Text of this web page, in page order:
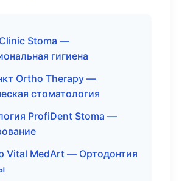
Stoma —
гигиена
Ortho Therapy —
стоматология
ProfiDent Stoma —
Vital MedArt — Ортодонтия